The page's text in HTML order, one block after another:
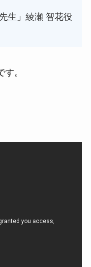
生」綾瀬 智花役
。